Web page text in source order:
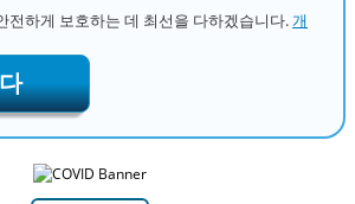
전하게 보호하는 데 최선을 다하겠습니다.개